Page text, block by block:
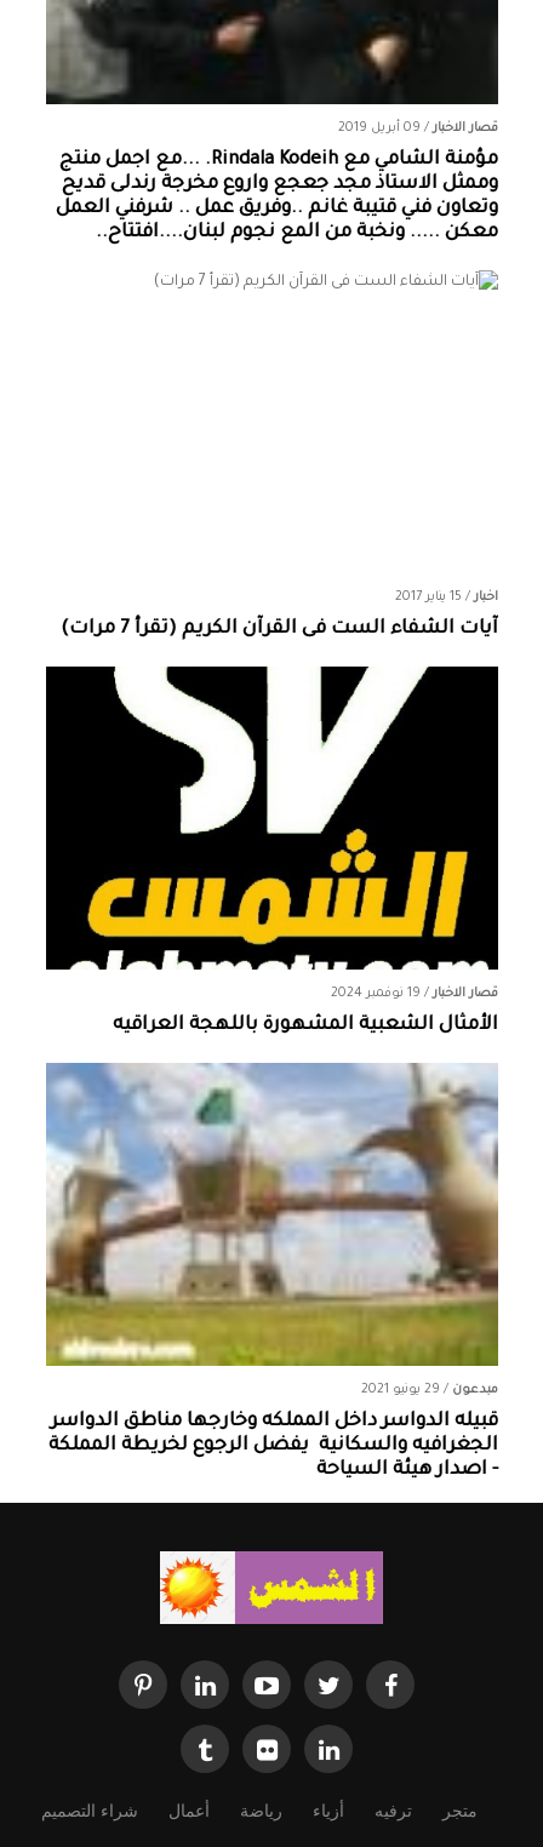
قصار الاخبار/ 09 أبريل 2019
مؤمنة الشامي‏ مع ‏‎Rindala Kodeih‎‏. ...مع اجمل منتج
وممثل الاستاذ مجد جعجع واروع مخرجة رندلى قديح
وتعاون فني قتيبة غانم ..وفريق عمل .. شرفني العمل
معكن ..... ونخبة من المع نجوم لبنان....افتتاح..
اخبار/ 15 يناير 2017
آيات الشفاء الست فى القرآن الكريم (تقرأ 7 مرات)
قصار الاخبار/ 19 نوفمبر 2024
الأمثال الشعبية المشهورة باللهجة العراقيه
مبدعون / 29 يونيو 2021
قبيله الدواسر داخل المملكه وخارجها ‏مناطق الدواسر
الجغرافيه والسكانية ‏ يفضل الرجوع لخريطة المملكة
- اصدار هيئة السياحة
متجر ترفيه أزياء رياضة أعمال شراء التصميم